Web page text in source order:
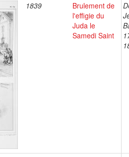
1839
Brulement de
l'effigie du
Juda le
Samedi Saint